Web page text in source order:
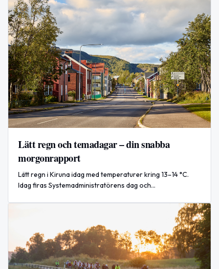
Lätt regn och temadagar – din snabba
morgonrapport
Lätt regn i Kiruna idag med temperaturer kring 13–14 °C.
Idag firas Systemadministratörens dag och